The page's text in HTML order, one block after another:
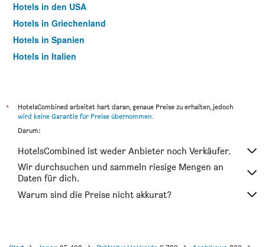
Hotels in den USA
Hotels in Griechenland
Hotels in Spanien
Hotels in Italien
*
HotelsCombined arbeitet hart daran, genaue Preise zu erhalten, jedoch
wird keine Garantie für Preise übernommen.
Darum:
HotelsCombined ist weder Anbieter noch Verkäufer.
Wir durchsuchen und sammeln riesige Mengen an
Daten für dich.
Warum sind die Preise nicht akkurat?